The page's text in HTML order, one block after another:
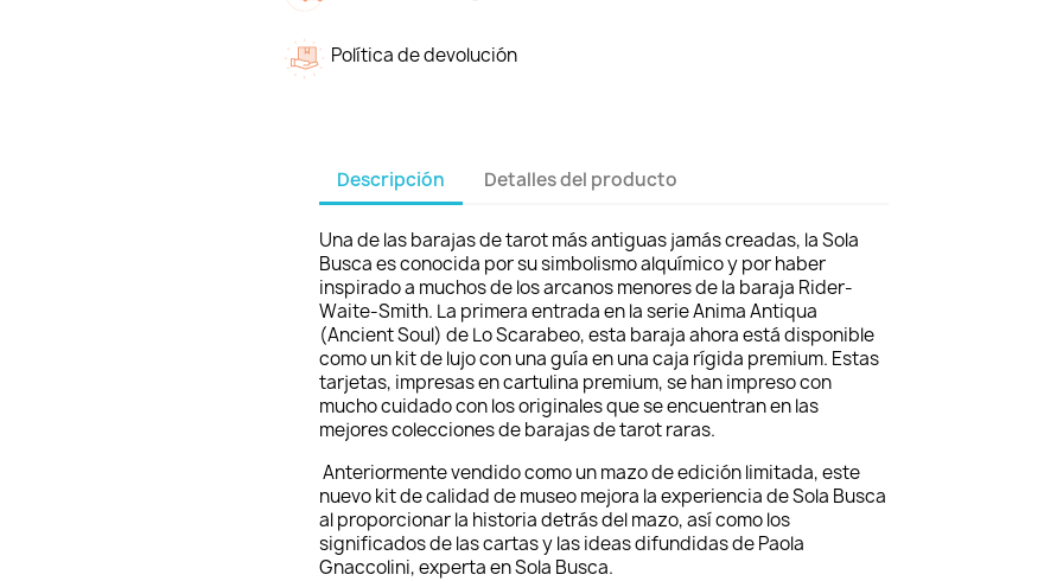
Política de devolución
Descripción Detalles del producto
Una de las barajas de tarot más antiguas jamás creadas, la Sola
Busca es conocida por su simbolismo alquímico y por haber
inspirado a muchos de los arcanos menores de la baraja Rider-
Waite-Smith. La primera entrada en la serie Anima Antiqua
(Ancient Soul) de Lo Scarabeo, esta baraja ahora está disponible
como un kit de lujo con una guía en una caja rígida premium. Estas
tarjetas, impresas en cartulina premium, se han impreso con
mucho cuidado con los originales que se encuentran en las
mejores colecciones de barajas de tarot raras.
Anteriormente vendido como un mazo de edición limitada, este
nuevo kit de calidad de museo mejora la experiencia de Sola Busca
al proporcionar la historia detrás del mazo, así como los
significados de las cartas y las ideas difundidas de Paola
Gnaccolini, experta en Sola Busca.